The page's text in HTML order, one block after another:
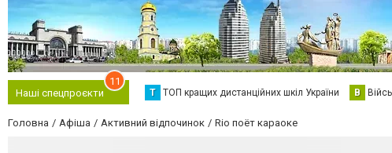
Наші спецпроєкти
11
Т ТОП кращих дистанційних шкіл України В
Головна Афіша Активний відпочинок Rio поёт караоке